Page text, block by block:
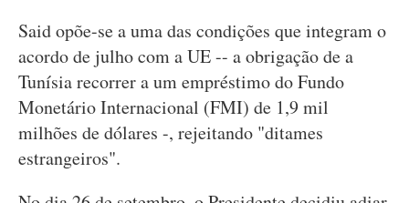
Said opõe-se a uma das condições que integram o
acordo de julho com a UE -- a obrigação de a
Tunísia recorrer a um empréstimo do Fundo
Monetário Internacional (FMI) de 1,9 mil
milhões de dólares -, rejeitando "ditames
estrangeiros".